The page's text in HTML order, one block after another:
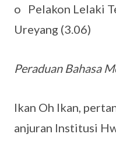
o Pelakon Lelaki
Ureyang (3.06)
Peraduan Bahasa
Ikan Oh Ikan,
anjuran Institusi